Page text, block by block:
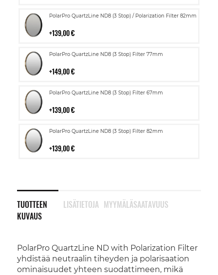
PolarPro QuartzLine ND8 (3 Stop) / Polarization Filter 82mm
139,00 €
Lisää
PolarPro QuartzLine ND8 (3 Stop) Filter 77mm
149,00 €
Lisää
PolarPro QuartzLine ND8 (3 Stop) Filter 67mm
139,00 €
Lisää
PolarPro QuartzLine ND8 (3 Stop) Filter 82mm
139,00 €
Lisää
TUOTTEEN
KUVAUS
PolarPro QuartzLine ND with Polarization Filter
yhdistää neutraalin tiheyden ja polarisaation
ominaisuudet yhteen suodattimeen, mikä
LISÄTIETOJA MYYMÄLÄSAATAVUUS